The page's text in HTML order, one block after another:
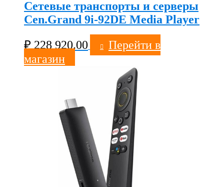
Сетевые транспорты и серверы
Cen.Grand 9i-92DE Media Player
₽228 920.00
Перейти в
магазин